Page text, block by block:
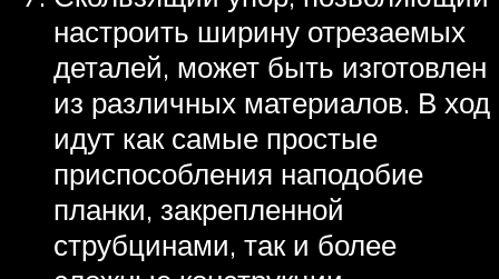
настроить ширину отрезаемых
деталей, может быть изготовлен
из различных материалов. В ход
идут как самые простые
приспособления наподобие
планки, закрепленной
струбцинами, так и более